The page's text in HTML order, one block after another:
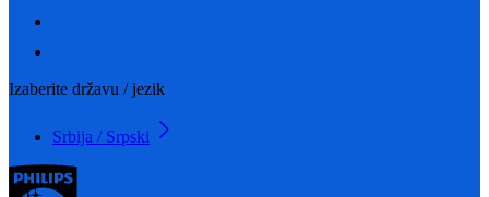
Izaberite državu / jezik
Srbija / Srpski